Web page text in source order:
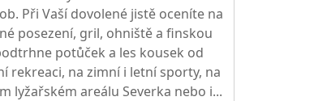
Při Vaší dovolené jistě oceníte na
posezení, gril, ohniště a finskou
potůček a les kousek od
rekreaci, na zimní i letní sporty, na
lyžařském areálu Severka nebo i...